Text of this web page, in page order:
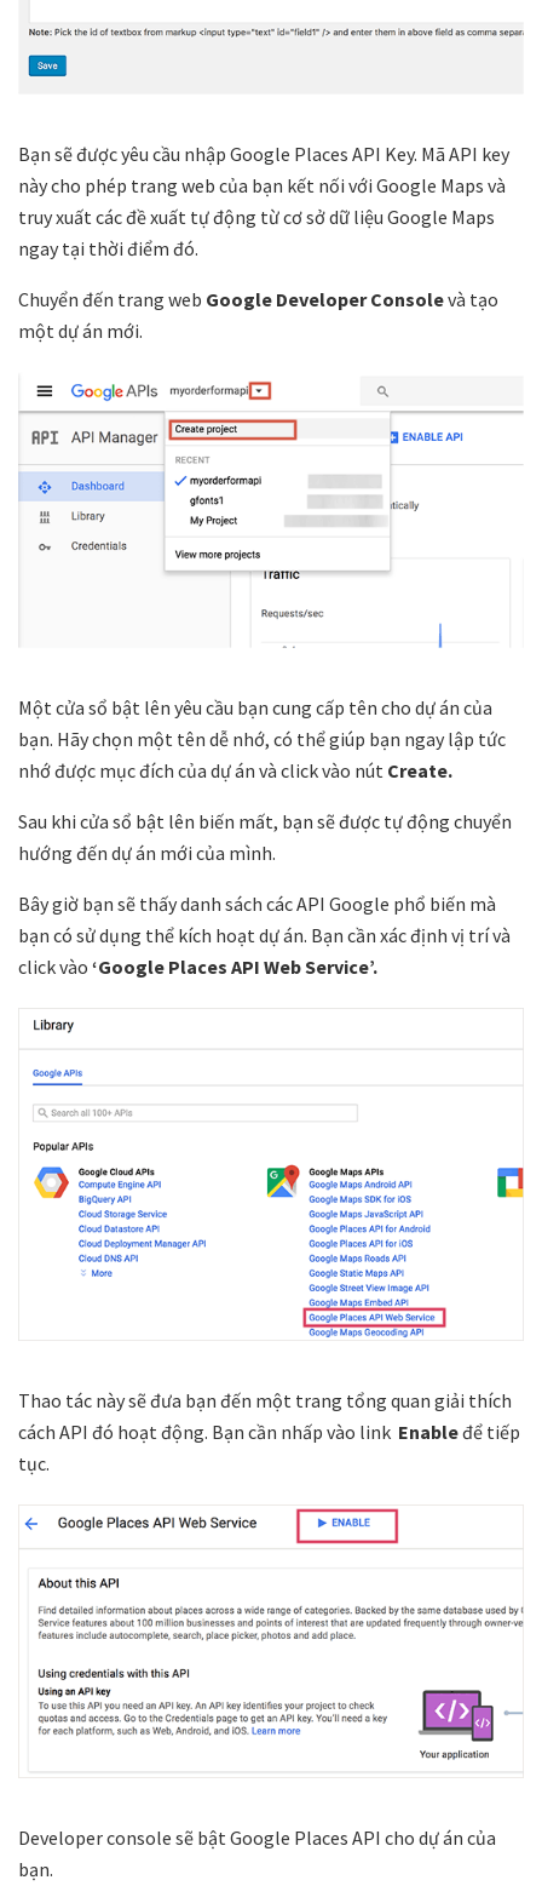
Bạn sẽ được yêu cầu nhập Google Places API Key. Mã API key
này cho phép trang web của bạn kết nối với Google Maps và
truy xuất các đề xuất tự động từ cơ sở dữ liệu Google Maps
ngay tại thời điểm đó.
Chuyển đến trang web Google Developer Consolevà tạo
một dự án mới.
Một cửa sổ bật lên yêu cầu bạn cung cấp tên cho dự án của
bạn. Hãy chọn một tên dễ nhớ, có thể giúp bạn ngay lập tức
nhớ được mục đích của dự án và click vào nút Create.
Sau khi cửa sổ bật lên biến mất, bạn sẽ được tự động chuyển
hướng đến dự án mới của mình.
Bây giờ bạn sẽ thấy danh sách các API Google phổ biến mà
bạn có sử dụng thể kích hoạt dự án. Bạn cần xác định vị trí và
click vào ‘Google Places API Web Service’.
Thao tác này sẽ đưa bạn đến một trang tổng quan giải thích
cách API đó hoạt động. Bạn cần nhấp vào link Enableđể tiếp
tục.
Developer console sẽ bật Google Places API cho dự án của
bạn.